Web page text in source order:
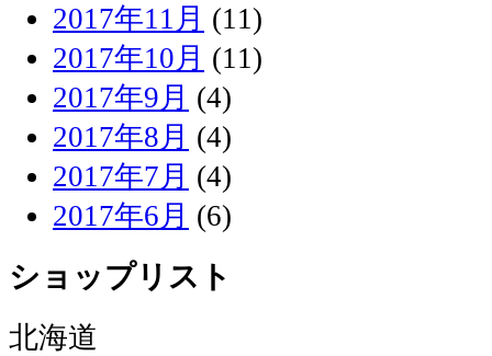
2017年11月 (11)
2017年10月 (11)
2017年9月 (4)
2017年8月 (4)
2017年7月 (4)
2017年6月 (6)
ショップリスト
北海道